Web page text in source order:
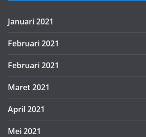
Januari 2021
Februari 2021
Februari 2021
Maret 2021
April 2021
Mei 2021